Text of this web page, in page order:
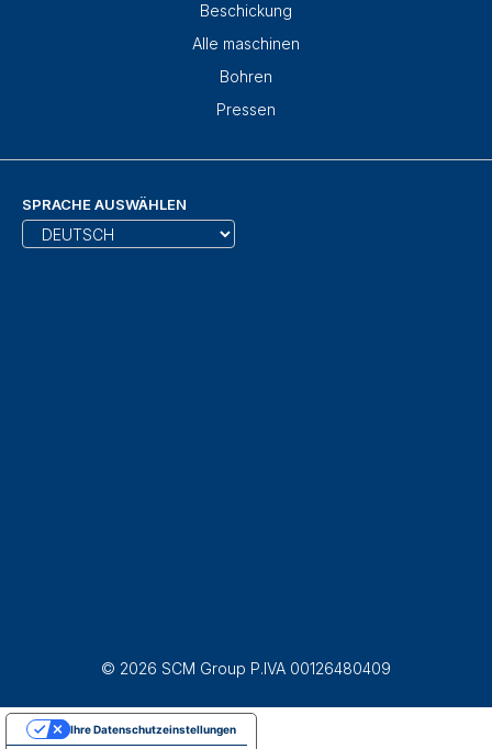
Beschickung
Alle maschinen
Bohren
Pressen
SPRACHE AUSWÄHLEN
© 2026 SCM Group P.IVA 00126480409
Ihre Datenschutzeinstellungen